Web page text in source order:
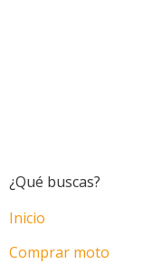
¿Qué buscas?
Inicio
Comprar moto